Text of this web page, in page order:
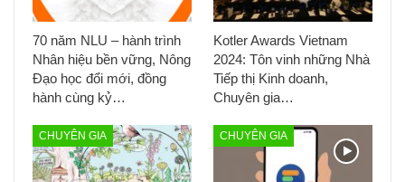
70 năm NLU – hành trình
Nhân hiệu bền vững, Nông
Đạo học đổi mới, đồng
hành cùng kỷ…
Kotler Awards Vietnam
2024: Tôn vinh những Nhà
Tiếp thị Kinh doanh,
Chuyên gia…
CHUYÊN GIA CHUYÊN GIA